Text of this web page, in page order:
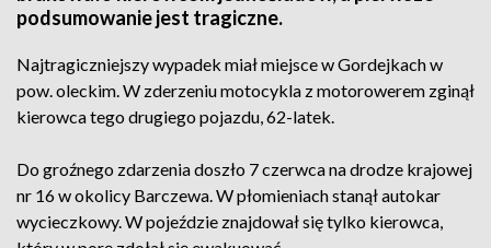
podsumowanie jest tragiczne.
Najtragiczniejszy wypadek miał miejsce w Gordejkach w
pow. oleckim. W zderzeniu motocykla z motorowerem zginął
kierowca tego drugiego pojazdu, 62-latek.
Do groźnego zdarzenia doszło 7 czerwca na drodze krajowej
nr 16 w okolicy Barczewa. W płomieniach stanął autokar
wycieczkowy. W pojeździe znajdował się tylko kierowca,